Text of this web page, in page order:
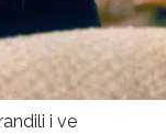
i ve